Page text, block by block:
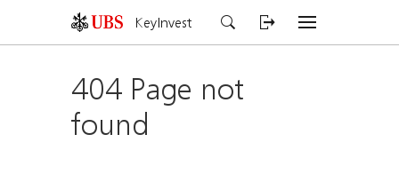
KeyInvest
404 Page not
found